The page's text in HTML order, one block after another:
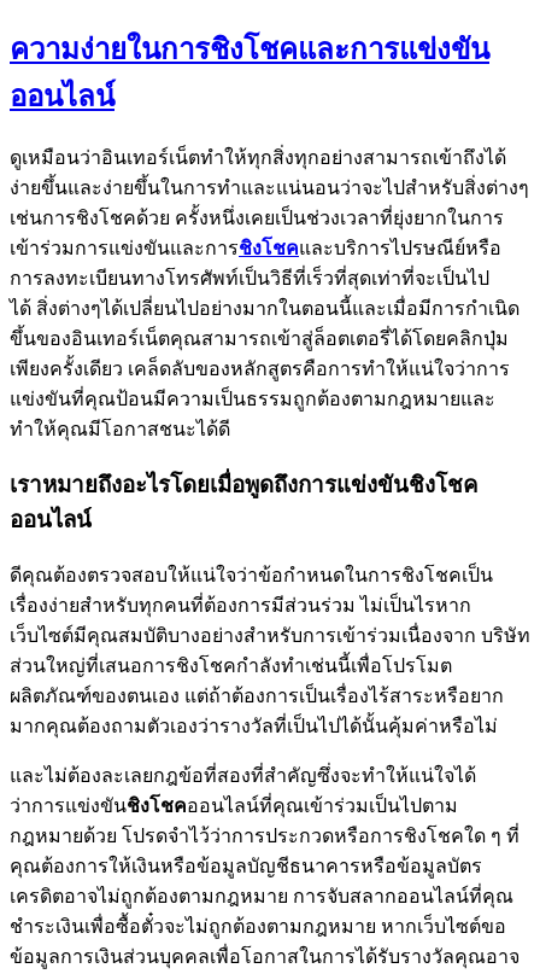
ความง่ายในการชิงโชคและการแข่งขัน
ออนไลน์
ดูเหมือนว่าอินเทอร์เน็ตทำให้ทุกสิ่งทุกอย่างสามารถเข้าถึงได้
ง่ายขึ้นและง่ายขึ้นในการทำและแน่นอนว่าจะไปสำหรับสิ่งต่างๆ
เช่นการชิงโชคด้วย ครั้งหนึ่งเคยเป็นช่วงเวลาที่ยุ่งยากในการ
เข้าร่วมการแข่งขันและการชิงโชคและบริการไปรษณีย์หรือ
การลงทะเบียนทางโทรศัพท์เป็นวิธีที่เร็วที่สุดเท่าที่จะเป็นไป
ได้ สิ่งต่างๆได้เปลี่ยนไปอย่างมากในตอนนี้และเมื่อมีการกำเนิด
ขึ้นของอินเทอร์เน็ตคุณสามารถเข้าสู่ล็อตเตอรี่ได้โดยคลิกปุ่ม
เพียงครั้งเดียว เคล็ดลับของหลักสูตรคือการทำให้แน่ใจว่าการ
แข่งขันที่คุณป้อนมีความเป็นธรรมถูกต้องตามกฎหมายและ
ทำให้คุณมีโอกาสชนะได้ดี
เราหมายถึงอะไรโดยเมื่อพูดถึงการแข่งขันชิงโชค
ออนไลน์
ดีคุณต้องตรวจสอบให้แน่ใจว่าข้อกำหนดในการชิงโชคเป็น
เรื่องง่ายสำหรับทุกคนที่ต้องการมีส่วนร่วม ไม่เป็นไรหาก
เว็บไซต์มีคุณสมบัติบางอย่างสำหรับการเข้าร่วมเนื่องจาก บริษัท
ส่วนใหญ่ที่เสนอการชิงโชคกำลังทำเช่นนี้เพื่อโปรโมต
ผลิตภัณฑ์ของตนเอง แต่ถ้าต้องการเป็นเรื่องไร้สาระหรือยาก
มากคุณต้องถามตัวเองว่ารางวัลที่เป็นไปได้นั้นคุ้มค่าหรือไม่
และไม่ต้องละเลยกฎข้อที่สองที่สำคัญซึ่งจะทำให้แน่ใจได้
ว่าการแข่งขันชิงโชคออนไลน์ที่คุณเข้าร่วมเป็นไปตาม
กฎหมายด้วย โปรดจำไว้ว่าการประกวดหรือการชิงโชคใด ๆ ที่
คุณต้องการให้เงินหรือข้อมูลบัญชีธนาคารหรือข้อมูลบัตร
เครดิตอาจไม่ถูกต้องตามกฎหมาย การจับสลากออนไลน์ที่คุณ
ชำระเงินเพื่อซื้อตั๋วจะไม่ถูกต้องตามกฎหมาย หากเว็บไซต์ขอ
ข้อมูลการเงินส่วนบุคคลเพื่อโอกาสในการได้รับรางวัลคุณอาจ